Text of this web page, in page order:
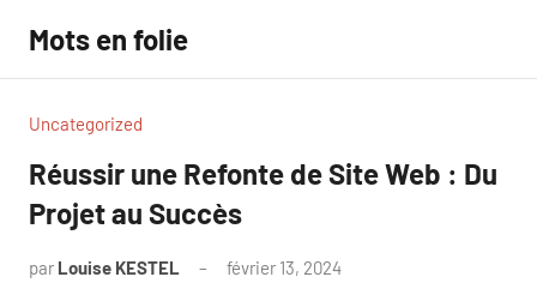
contenu
Mots en folie
Uncategorized
Réussir une Refonte de Site Web : Du
Projet au Succès
par Louise KESTEL février 13, 2024